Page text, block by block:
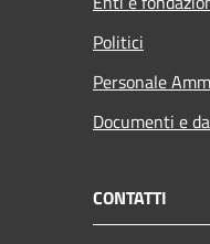
Politici
Personale
Documenti e
CONTATTI